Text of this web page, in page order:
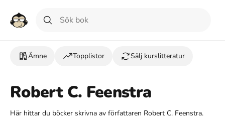
Ämne Topplistor Sälj kurslitteratur
Robert C. Feenstra
Här hittar du böcker skrivna av författaren Robert C. Feenstra.